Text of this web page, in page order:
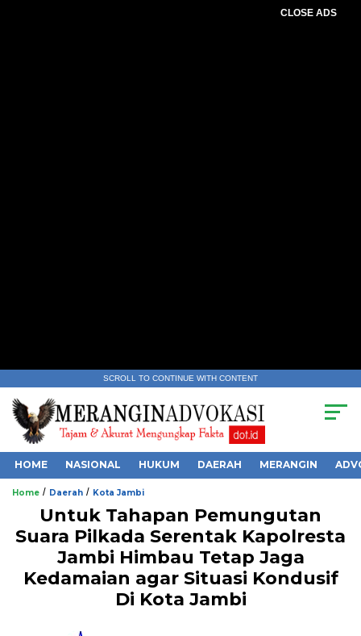
CLOSE ADS
SCROLL TO CONTINUE WITH CONTENT
HOME NASIONAL HUKUM DAERAH MERANGIN
Home / Daerah / Kota Jambi
Untuk Tahapan Pemungutan
Suara Pilkada Serentak Kapolresta
Jambi Himbau Tetap Jaga
Kedamaian agar Situasi Kondusif
Di Kota Jambi
.